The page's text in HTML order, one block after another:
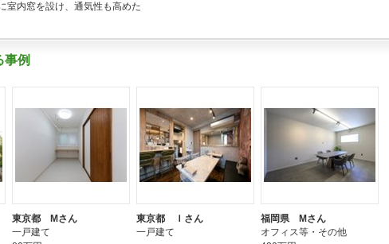
室内窓を設け、通気性も高めた
事例
東京都 Mさん
一戸建て
東京都 Ｉさん
一戸建て
福岡県 Mさん
オフィス等・その他